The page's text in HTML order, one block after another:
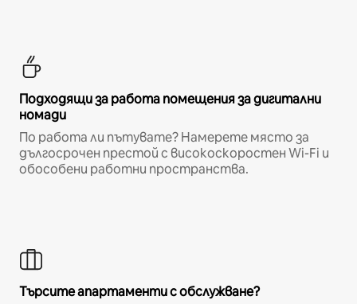
Подходящи за работа помещения за дигитални
номади
По работа ли пътувате? Намерете място за
дългосрочен престой с високоскоростен Wi-Fi и
обособени работни пространства.
Търсите апартаменти с обслужване?